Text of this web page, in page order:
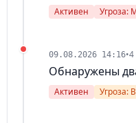
Активен Угроза:
09.08.2026 14:16•4
Обнаружены
Активен Угроза: